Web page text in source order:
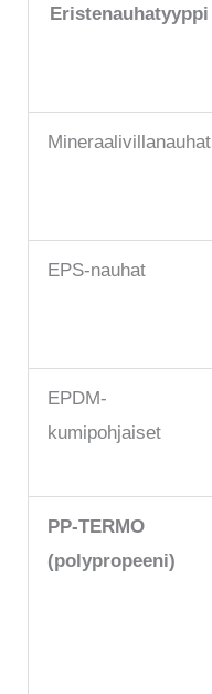
Eristenauhatyyppi
Mineraalivillanauhat
EPS-nauhat
EPDM-
kumipohjaiset
PP-TERMO
(polypropeeni)